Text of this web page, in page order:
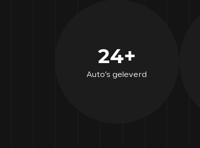
24+
Auto’s geleverd